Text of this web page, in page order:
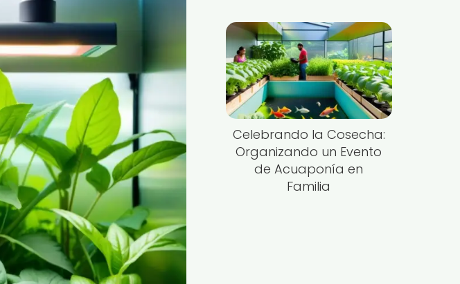
Celebrando la Cosecha:
Organizando un Evento
de Acuaponía en
Familia